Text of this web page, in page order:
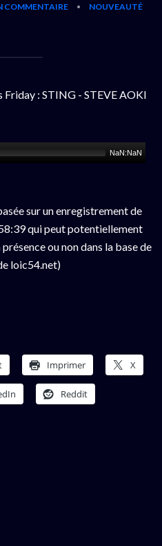
COMMENTAIRE •
NOUVEAUTÉ
: STING - STEVE AOKI
NaN:NaN
sur un enregistrement de
qui peut potentiellement
ou non dans la base de
loic54.net)
Imprimer X
Reddit